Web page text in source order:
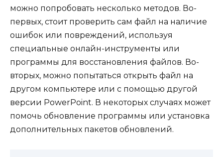
можно попробовать несколько методов. Во-
первых, стоит проверить сам файл на наличие
ошибок или повреждений, используя
специальные онлайн-инструменты или
программы для восстановления файлов. Во-
вторых, можно попытаться открыть файл на
другом компьютере или с помощью другой
версии PowerPoint. В некоторых случаях может
помочь обновление программы или установка
дополнительных пакетов обновлений.